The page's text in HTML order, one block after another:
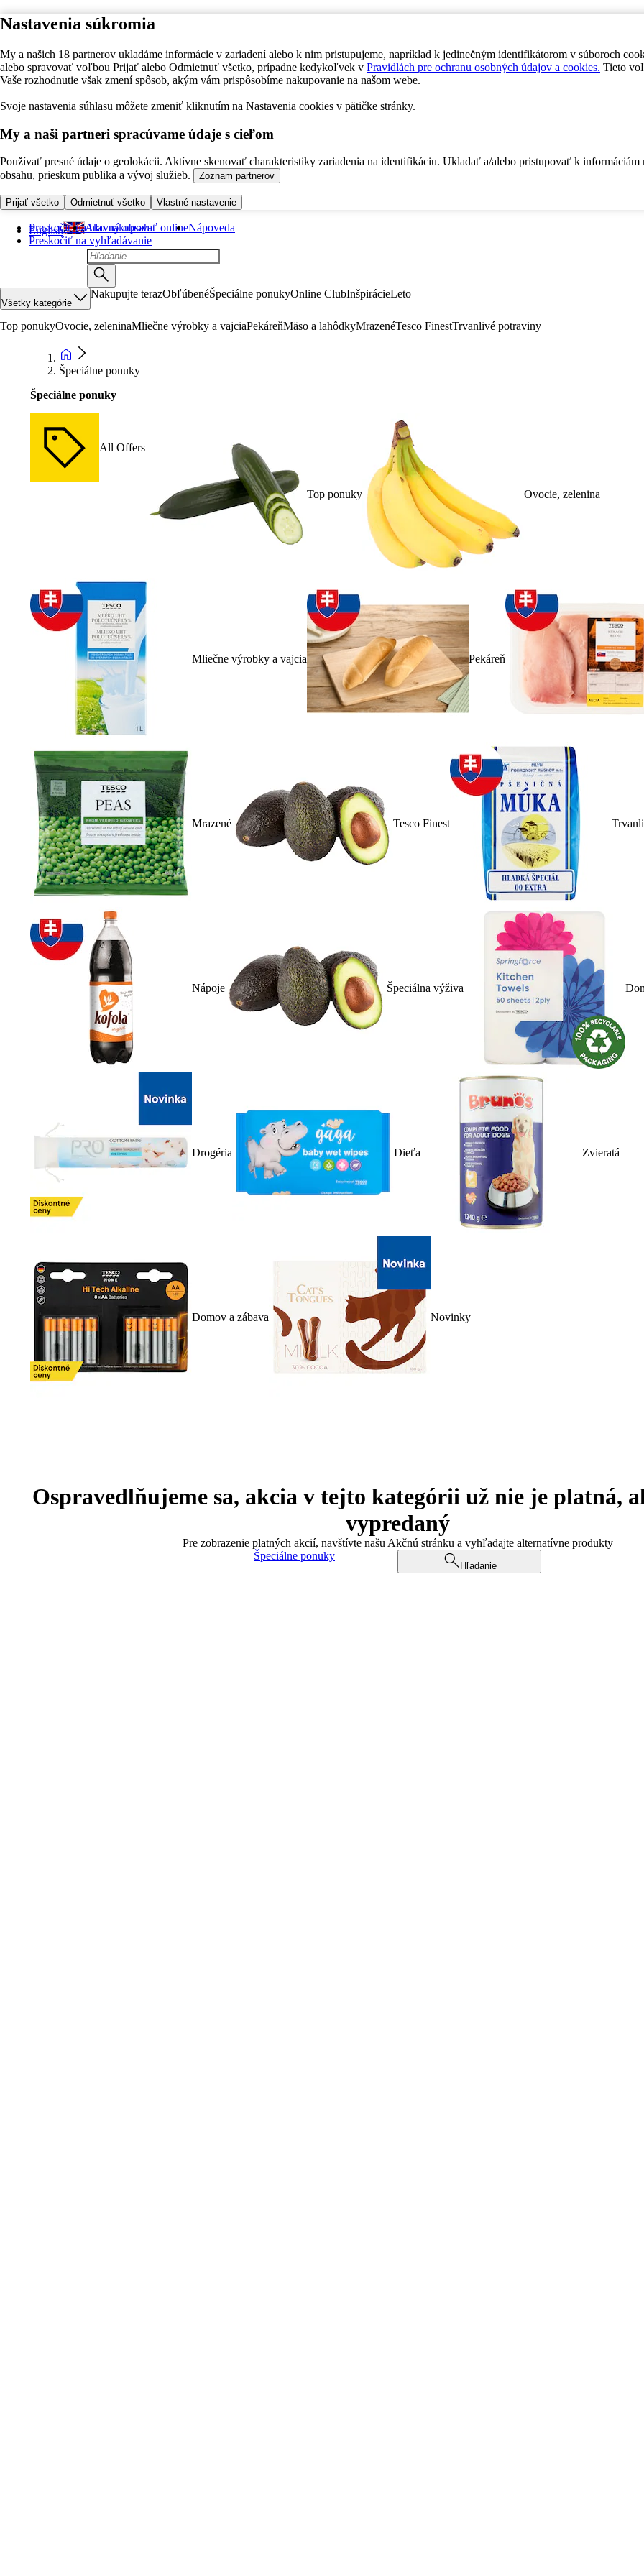
Nastavenia súkromia
My a našich 18 partnerov ukladáme informácie v zariadení alebo k nim pristupujeme, napríklad k jedinečným identifikátorom v súboroch
alebo spravovať voľbou Prijať alebo Odmietnuť všetko, prípadne kedykoľvek v Pravidlách pre ochranu osobných údajov a cookies. Tieto
Vaše rozhodnutie však zmení spôsob, akým vám prispôsobíme nakupovanie na našom webe.
Svoje nastavenia súhlasu môžete zmeniť kliknutím na Nastavenia cookies v pätičke stránky.
My a naši partneri spracúvame údaje s cieľom
Používať presné údaje o geolokácii. Aktívne skenovať charakteristiky zariadenia na identifikáciu. Ukladať a/alebo pristupovať k informáciám
obsahu, prieskum publika a vývoj služieb.
Zoznam partnerov
Prijať všetko Odmietnuť všetko Vlastné nastavenie
Preskočiť na hlavný obsah
Preskočiť na vyhľadávanie
English Ako nakupovať onlineNápoveda
Všetky kategórie
Nakupujte terazObľúbenéŠpeciálne ponukyOnline ClubInšpirácieLeto
Top ponukyOvocie, zeleninaMliečne výrobky a vajciaPekáreňMäso a lahôdkyMrazenéTesco FinestTrvanlivé potraviny
Špeciálne ponuky
Špeciálne ponuky
All Offers
Top ponuky Ovocie, zelenina
Mliečne výrobky a vajcia Pekáreň
Mrazené Tesco Finest
Nápoje Špeciálna výživa
Drogéria Dieťa Zvieratá
Domov a zábava Novinky
Ospravedlňujeme sa, akcia v tejto kategórii už nie je platná,
vypredaný
Pre zobrazenie platných akcií, navštívte našu Akčnú stránku a vyhľadajte alternatívne produkty
Špeciálne ponuky
Hľadanie